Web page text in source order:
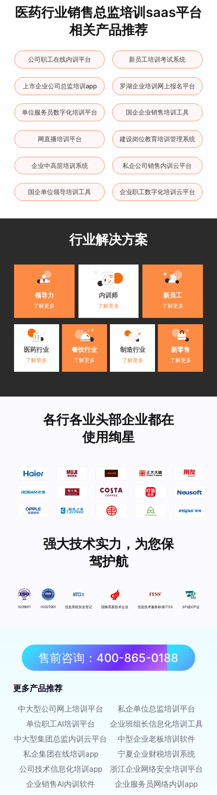
医药行业销售总监培训saas平台
相关产品推荐
公司职工在线内训平台 新员工培训考试系统
上市企业公司总监培训app 罗湖企业培训网上报名平台
单位服务员数字化培训平台 国企企业销售培训工具
网直播培训平台 建设岗位教育培训管理系统
企业中高层培训系统 私企公司销售内训云平台
国企单位领导培训工具 企业职工数字化培训云平台
行业解决方案
领导力
了解更多
内训师
了解更多
新员工
了解更多
医药行业
了解更多
餐饮行业
了解更多
制造行业
了解更多
新零售
了解更多
各行各业头部企业都在
使用绚星
强大技术实力，为您保
驾护航
ISO9011 ISO27001 信息系统安全登记 国家高新技术企业 信息技术服务标准ITSS SP或ICP证
售前咨询：400-865-0188
更多产品推荐
中大型公司网上培训平台
私企单位总监培训平台
单位职工AI培训平台
企业班组长信息化培训工具
中大型集团总监内训云平台
中型企业老板培训软件
私企集团在线培训app
宁夏企业财税培训系统
公司技术信息化培训app
浙江企业网络安全培训平台
企业销售AI内训软件
企业服务员网络内训app